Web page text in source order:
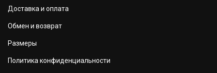
и маски
Доставка и оплата
Обмен и возврат
Размеры
Политика конфиденциальности